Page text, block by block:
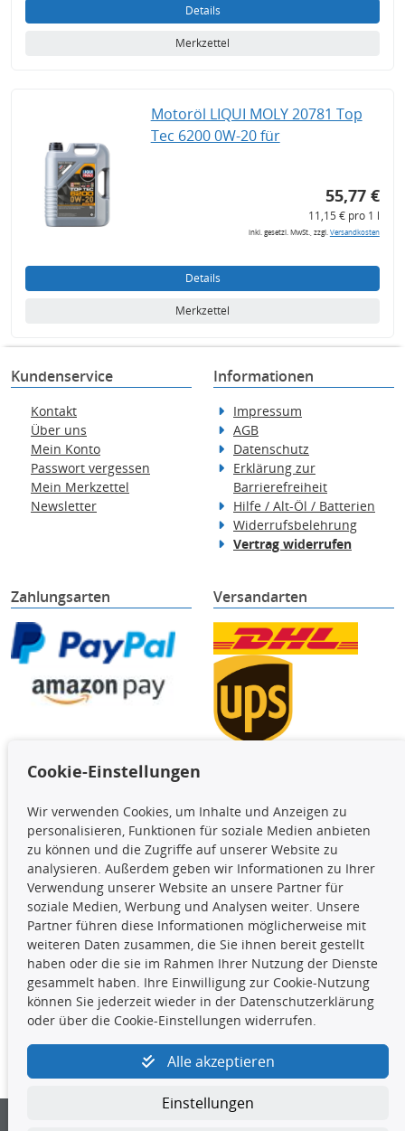
Details
Merkzettel
Motoröl LIQUI MOLY 20781 Top
Tec 6200 0W-20 für
55,77 €
11,15 € pro 1 l
inkl. gesetzl. MwSt., zzgl.Versandkosten
Details
Merkzettel
Kundenservice
Kontakt
Über uns
Mein Konto
Passwort vergessen
Mein Merkzettel
Newsletter
Informationen
Impressum
AGB
Datenschutz
Erklärung zur
Barrierefreiheit
Hilfe / Alt-Öl / Batterien
Widerrufsbelehrung
Vertrag widerrufen
Zahlungsarten Versandarten
Die hier angezeigten Daten,
insbesondere die gesamte Datenbank,
dürfen nicht kopiert werden. Es ist zu
unterlassen, die Daten oder die gesamte Datenbank ohne
vorherige Zustimmung TecDocs zu vervielfältigen, zu
verbreiten und/oder diese Handlungen durch Dritte ausführen
zu lassen. Ein Zuwiderhandeln stellt eine
Urheberrechtsverletzung dar und wird verfolgt.
Kontakt
4yourcar GmbH | Avidesweg 1 | 27386 Hemsbünde |
kundenservice@4yourcar.de
Cookie-Einstellungen
Wir verwenden Cookies, um Inhalte und Anzeigen zu
personalisieren, Funktionen für soziale Medien anbieten
zu können und die Zugriffe auf unserer Website zu
analysieren. Außerdem geben wir Informationen zu Ihrer
Verwendung unserer Website an unsere Partner für
soziale Medien, Werbung und Analysen weiter. Unsere
Partner führen diese Informationen möglicherweise mit
weiteren Daten zusammen, die Sie ihnen bereit gestellt
haben oder die sie im Rahmen Ihrer Nutzung der Dienste
gesammelt haben. Ihre Einwilligung zur Cookie-Nutzung
können Sie jederzeit wieder in der Datenschutzerklärung
oder über die Cookie-Einstellungen widerrufen.
Alle akzeptieren
Einstellungen